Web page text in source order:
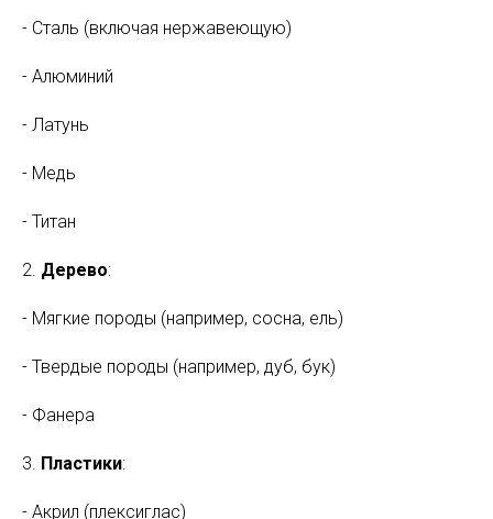
- Сталь (включая нержавеющую)
- Алюминий
- Латунь
- Медь
- Титан
2. Дерево:
- Мягкие породы (например, сосна, ель)
- Твердые породы (например, дуб, бук)
- Фанера
3. Пластики:
- Акрил (плексиглас)